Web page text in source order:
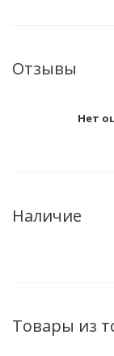
Отзывы
Нет
Наличие
Товары из